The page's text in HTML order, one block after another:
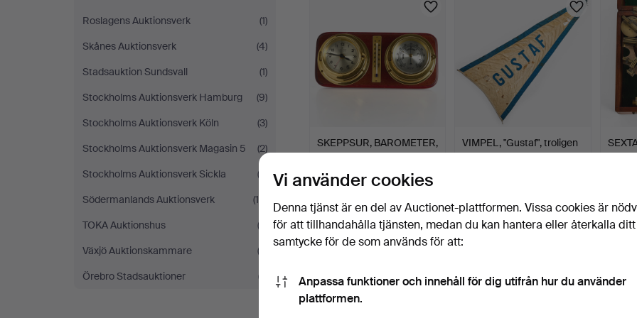
Roslagens Auktionsverk
(1)
Skånes Auktionsverk
(4)
Stadsauktion Sundsvall
(1)
Stockholms Auktionsverk Hamburg
(9)
Stockholms Auktionsverk Köln
(3)
Stockholms Auktionsverk Magasin 5
(2)
Stockholms Auktionsverk Sickla
(2)
Södermanlands Auktionsverk
(10)
TOKA Auktionshus
(2)
Växjö Auktionskammare
(3)
Örebro Stadsauktioner
(7)
SKEPPSUR, BAROMETER,
TERMOMETER,
monterade…
3 bud
43 USD
VIMPEL, "Gustaf", troligen
tidigt 1900-tal…
69 USD 128
Vi använder cookies
Denna tjänst är en del av Auctionet-plattformen. Vissa cookies är
för att tillhandahålla tjänsten, medan du kan hantera eller återkalla ditt
samtycke för de som används för att:
Anpassa funktioner och innehåll för dig utifrån hur du använder
plattformen.